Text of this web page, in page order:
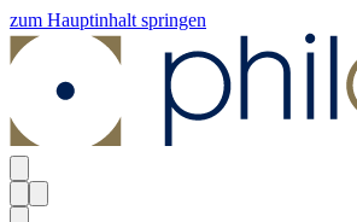
zum Hauptinhalt springen